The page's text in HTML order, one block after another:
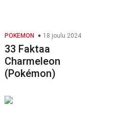
POKEMON 18 joulu 2024
33 Faktaa
Charmeleon
(Pokémon)